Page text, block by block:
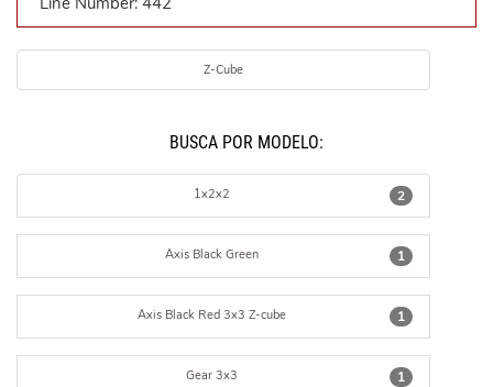
Z-Cube
BUSCÁ POR MODELO:
2
1x2x2
1
Axis Black Green
1
Axis Black Red 3x3 Z-cube
1
Gear 3x3